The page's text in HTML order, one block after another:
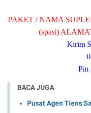
PAKET / NAMA
(spasi)
Kirim
Pin
BACA JUGA
Pusat Agen Tiens